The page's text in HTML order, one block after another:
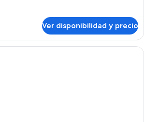
Ver disponibilidad y precio
Habitación de hotel moderna con